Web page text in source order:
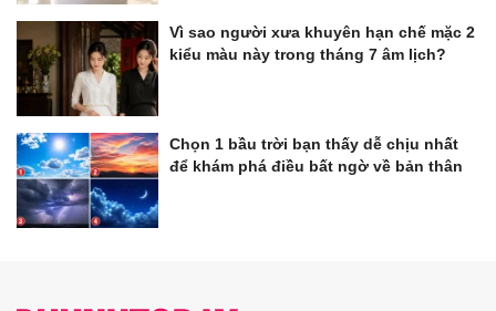
Vì sao người xưa khuyên hạn chế mặc 2
kiểu màu này trong tháng 7 âm lịch?
Chọn 1 bầu trời bạn thấy dễ chịu nhất
để khám phá điều bất ngờ về bản thân